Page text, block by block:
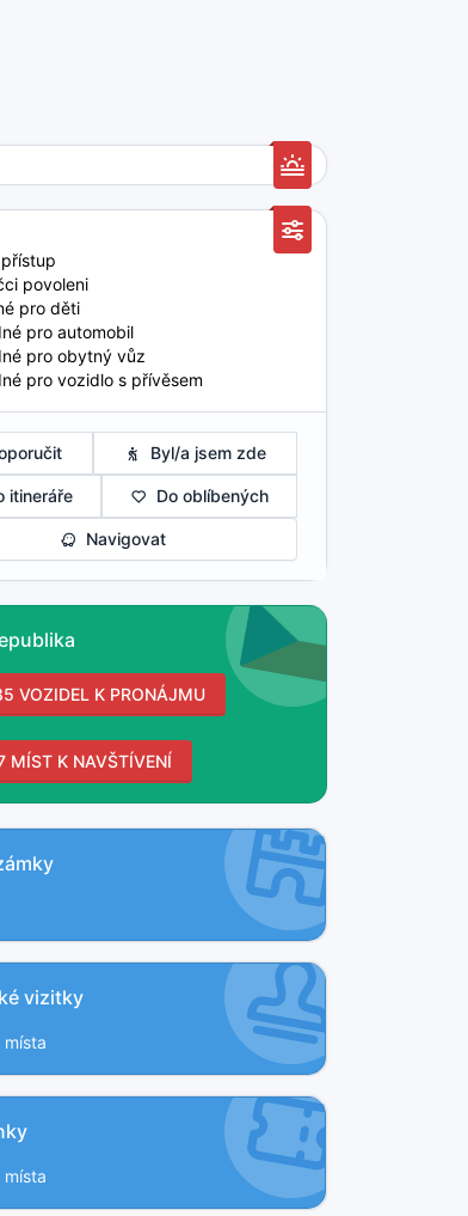
povoleni
pro děti
pro automobil
pro obytný vůz
pro vozidlo s přívěsem
Byl/a jsem zde
itineráře Do oblíbených
Navigovat
VOZIDEL K PRONÁJMU
MÍST K NAVŠTÍVENÍ
vizitky
místa
místa